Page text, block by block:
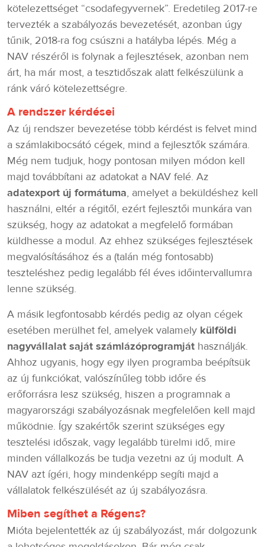
kötelezettséget “csodafegyvernek”. Eredetileg 2017-re
tervezték a szabályozás bevezetését, azonban úgy
tűnik, 2018-ra fog csúszni a hatályba lépés. Még a
NAV részéről is folynak a fejlesztések, azonban nem
árt, ha már most, a tesztidőszak alatt felkészülünk a
ránk váró kötelezettségre.
A rendszer kérdései
Az új rendszer bevezetése több kérdést is felvet mind
a számlakibocsátó cégek, mind a fejlesztők számára.
Még nem tudjuk, hogy pontosan milyen módon kell
majd továbbítani az adatokat a NAV felé. Az
adatexport új formátuma, amelyet a beküldéshez kell
használni, eltér a régitől, ezért fejlesztői munkára van
szükség, hogy az adatokat a megfelelő formában
küldhesse a modul. Az ehhez szükséges fejlesztések
megvalósításához és a (talán még fontosabb)
teszteléshez pedig legalább fél éves időintervallumra
lenne szükség.
A másik legfontosabb kérdés pedig az olyan cégek
esetében merülhet fel, amelyek valamely külföldi
nagyvállalat saját számlázóprogramját használják.
Ahhoz ugyanis, hogy egy ilyen programba beépítsük
az új funkciókat, valószínűleg több időre és
erőforrásra lesz szükség, hiszen a programnak a
magyarországi szabályozásnak megfelelően kell majd
működnie. Így szakértők szerint szükséges egy
tesztelési időszak, vagy legalább türelmi idő, mire
minden vállalkozás be tudja vezetni az új modult. A
NAV azt ígéri, hogy mindenképp segíti majd a
vállalatok felkészülését az új szabályozásra.
Miben segíthet a Régens?
Mióta bejelentették az új szabályozást, már dolgozunk